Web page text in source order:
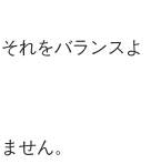
れをバランスよ
せん。